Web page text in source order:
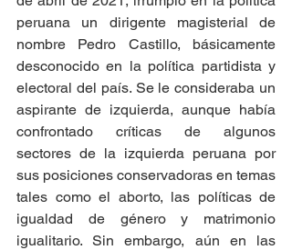
peruana un dirigente magisterial de
nombre Pedro Castillo, básicamente
desconocido en la política partidista y
electoral del país. Se le consideraba un
aspirante de izquierda, aunque había
confrontado críticas de algunos
sectores de la izquierda peruana por
sus posiciones conservadoras en temas
tales como el aborto, las políticas de
igualdad de género y matrimonio
igualitario. Sin embargo, aún en las